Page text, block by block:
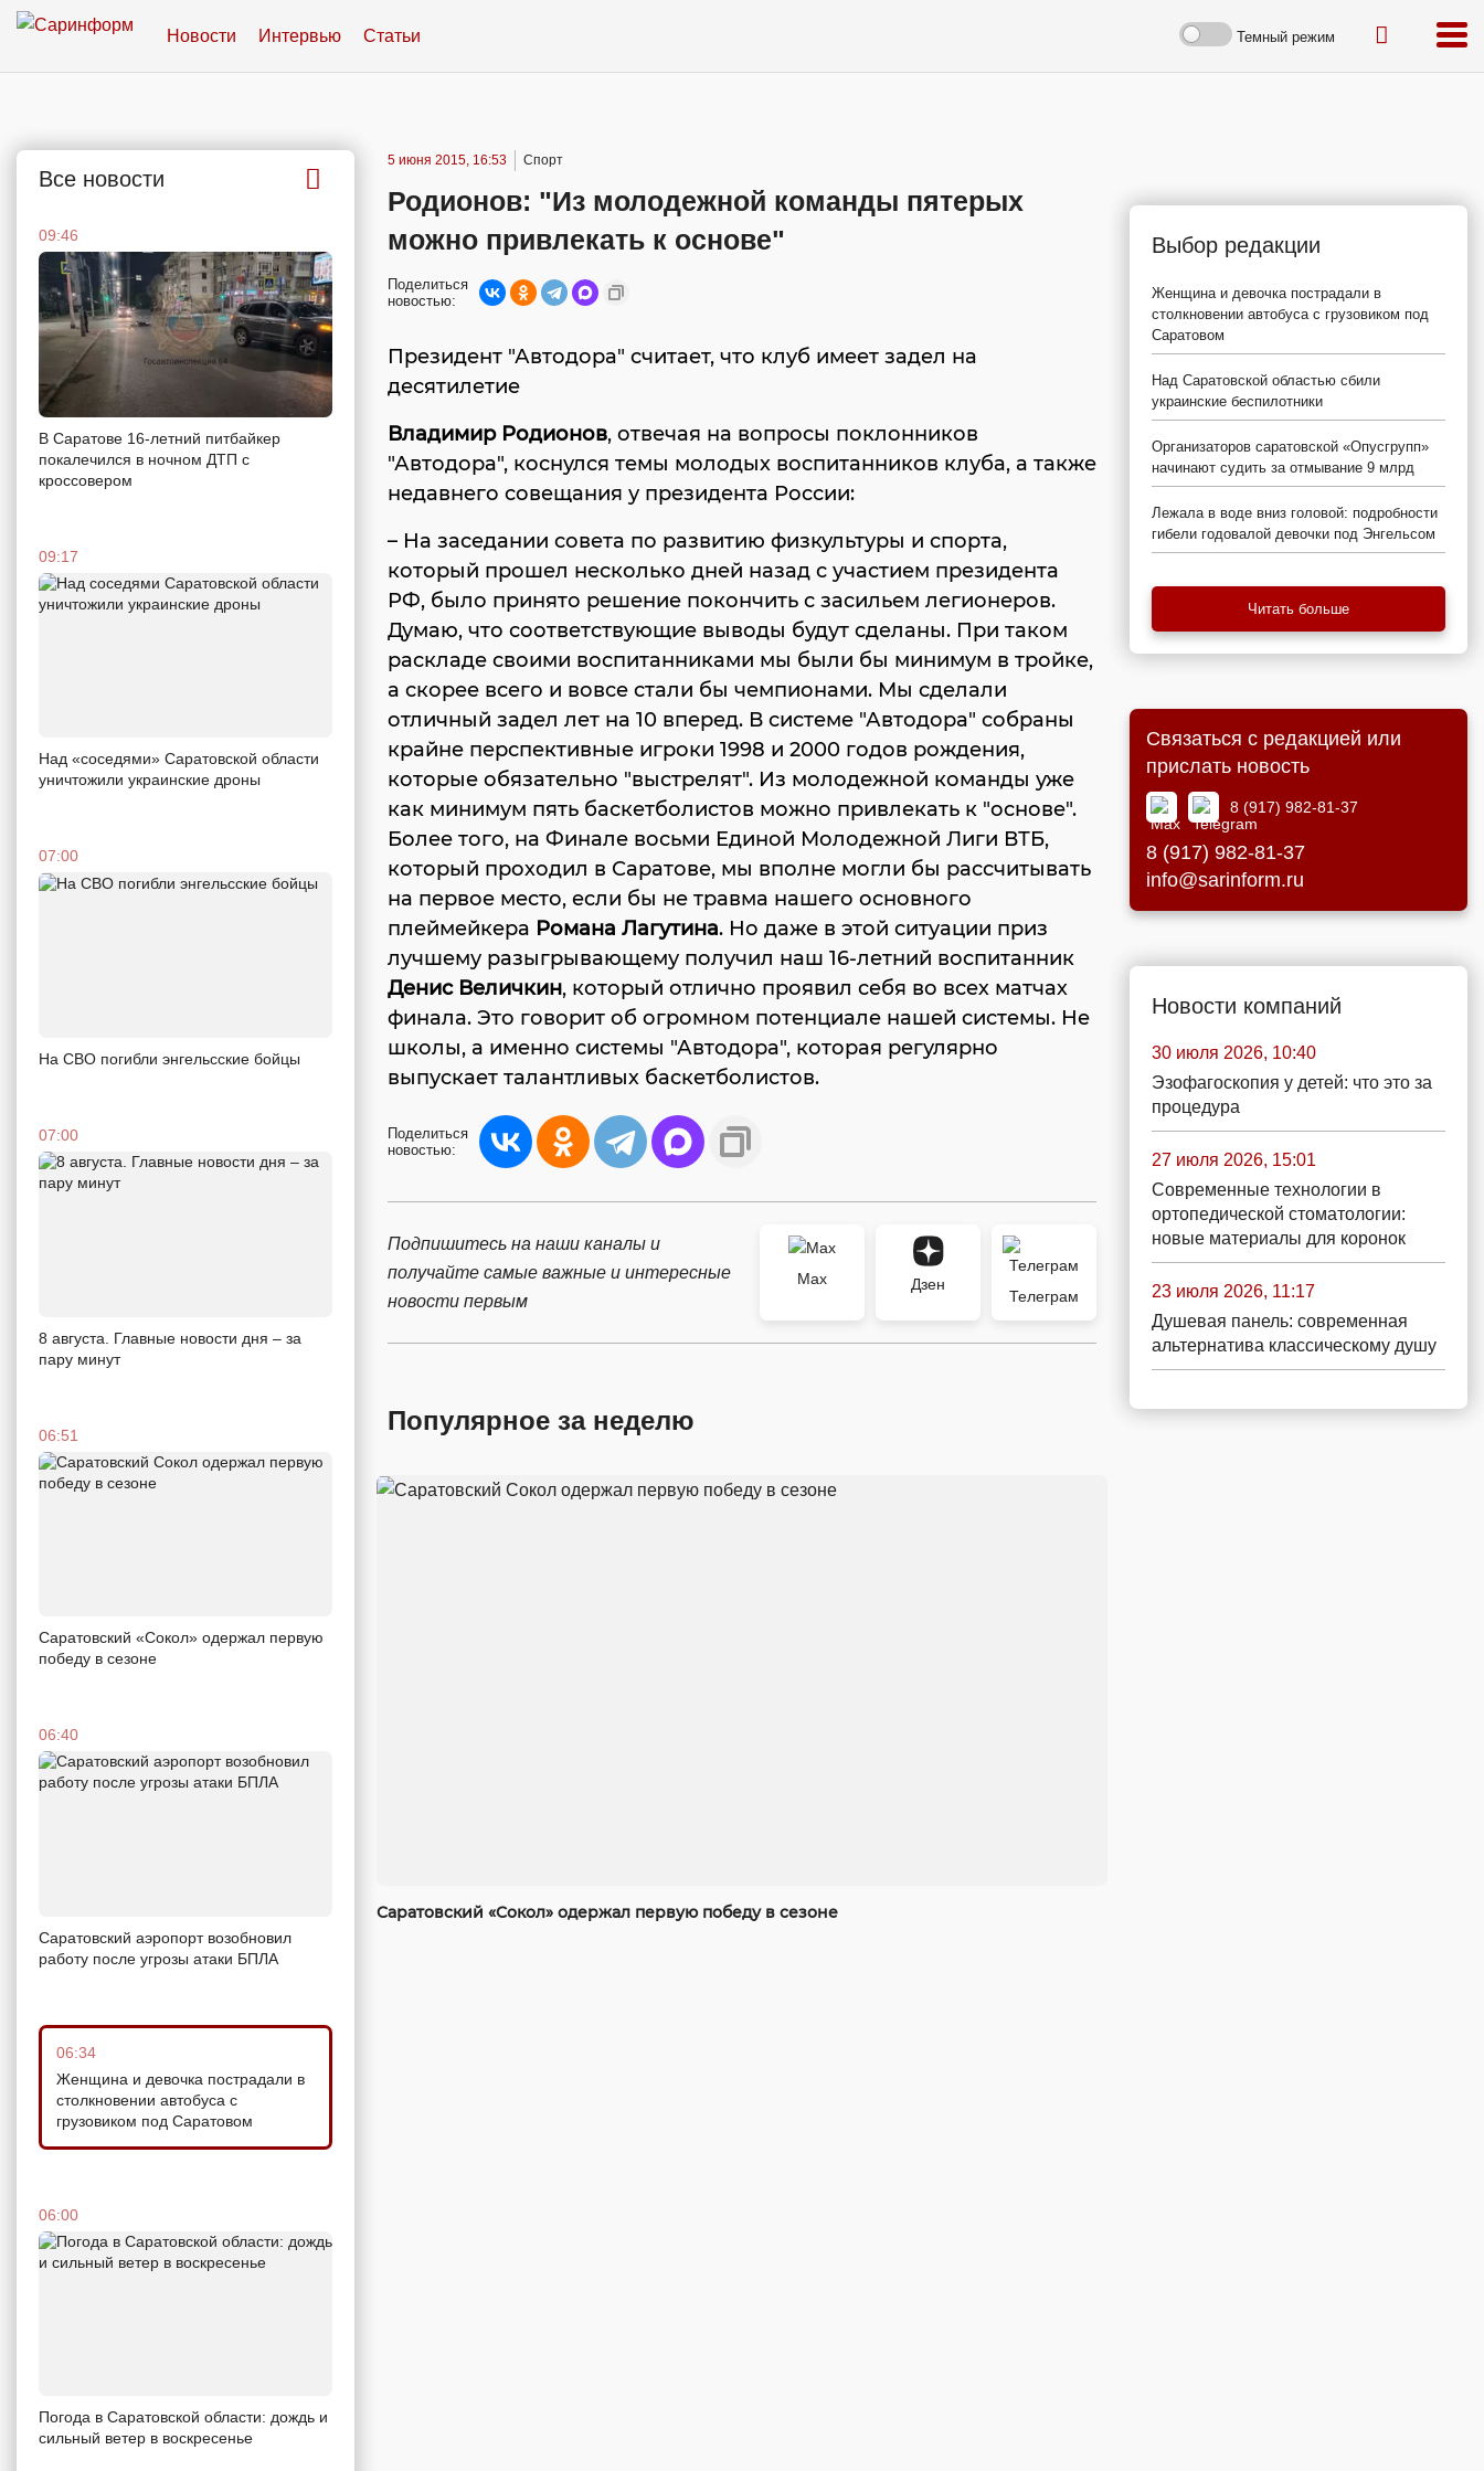
Новости Интервью Статьи Темный режим
Все новости
09:46
В Саратове 16-летний питбайкер
покалечился в ночном ДТП с
кроссовером
09:17
Над «соседями» Саратовской области
уничтожили украинские дроны
07:00
На СВО погибли энгельсские бойцы
07:00
8 августа. Главные новости дня – за
пару минут
06:51
Саратовский «Сокол» одержал первую
победу в сезоне
06:40
Саратовский аэропорт возобновил
работу после угрозы атаки БПЛА
06:34
Женщина и девочка пострадали в
столкновении автобуса с
грузовиком под Саратовом
06:00
Погода в Саратовской области: дождь и
сильный ветер в воскресенье
5 июня 2015, 16:53 Спорт
Родионов: "Из молодежной команды пятерых
можно привлекать к основе"
Поделиться
новостью:
Президент "Автодора" считает, что клуб имеет задел на
десятилетие
Владимир Родионов, отвечая на вопросы поклонников
"Автодора", коснулся темы молодых воспитанников клуба, а также
недавнего совещания у президента России:
– На заседании совета по развитию физкультуры и спорта,
который прошел несколько дней назад с участием президента
РФ, было принято решение покончить с засильем легионеров.
Думаю, что соответствующие выводы будут сделаны. При таком
раскладе своими воспитанниками мы были бы минимум в тройке,
а скорее всего и вовсе стали бы чемпионами. Мы сделали
отличный задел лет на 10 вперед. В системе "Автодора" собраны
крайне перспективные игроки 1998 и 2000 годов рождения,
которые обязательно "выстрелят". Из молодежной команды уже
как минимум пять баскетболистов можно привлекать к "основе".
Более того, на Финале восьми Единой Молодежной Лиги ВТБ,
который проходил в Саратове, мы вполне могли бы рассчитывать
на первое место, если бы не травма нашего основного
плеймейкера Романа Лагутина. Но даже в этой ситуации приз
лучшему разыгрывающему получил наш 16-летний воспитанник
Денис Величкин, который отлично проявил себя во всех матчах
финала. Это говорит об огромном потенциале нашей системы. Не
школы, а именно системы "Автодора", которая регулярно
выпускает талантливых баскетболистов.
Поделиться
новостью:
Подпишитесь на наши каналы и
получайте самые важные и интересные
новости первым
Max Дзен
Телеграм
Популярное за неделю
Саратовский «Сокол» одержал первую победу в сезоне
Выбор редакции
Женщина и девочка пострадали в
столкновении автобуса с грузовиком под
Саратовом
Над Саратовской областью сбили
украинские беспилотники
Организаторов саратовской «Опусгрупп»
начинают судить за отмывание 9 млрд
Лежала в воде вниз головой: подробности
гибели годовалой девочки под Энгельсом
Читать больше
Связаться с редакцией или
прислать новость
8 (917) 982-81-37
8 (917) 982-81-37
info@sarinform.ru
Новости компаний
30 июля 2026, 10:40
Эзофагоскопия у детей: что это за
процедура
27 июля 2026, 15:01
Современные технологии в
ортопедической стоматологии:
новые материалы для коронок
23 июля 2026, 11:17
Душевая панель: современная
альтернатива классическому душу